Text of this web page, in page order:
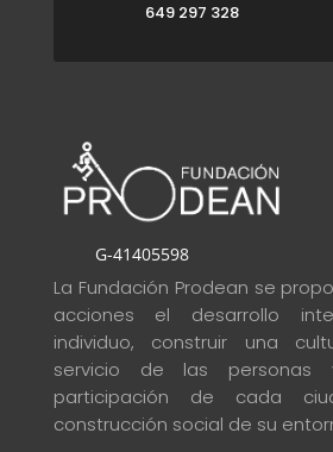
649 297 328
G-41405598
La Fundación Prodean se
acciones el desarrollo
individuo, construir una
servicio de las personas
participación de cada
construcción social de su